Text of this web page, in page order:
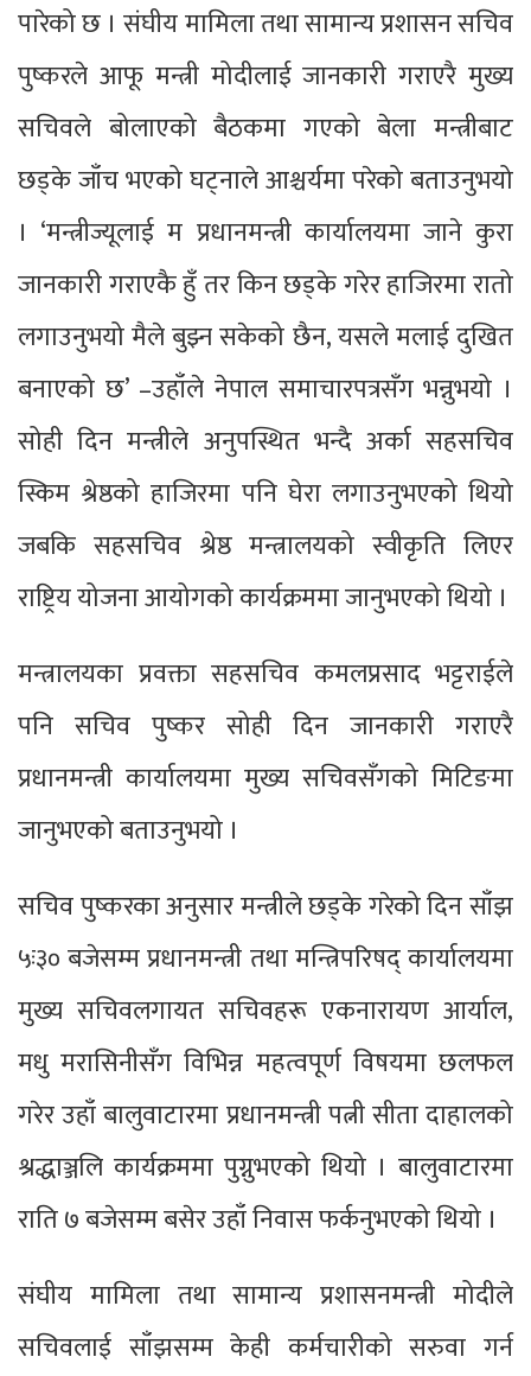
पारेको छ । संघीय मामिला तथा सामान्य प्रशासन सचिव
पुष्करले आफू मन्त्री मोदीलाई जानकारी गराएरै मुख्य
सचिवले बोलाएको बैठकमा गएको बेला मन्त्रीबाट
छड्के जाँच भएको घट्नाले आश्चर्यमा परेको बताउनुभयो
। ‘मन्त्रीज्यूलाई म प्रधानमन्त्री कार्यालयमा जाने कुरा
जानकारी गराएकै हुँ तर किन छड्के गरेर हाजिरमा रातो
लगाउनुभयो मैले बुझ्न सकेको छैन, यसले मलाई दुखित
बनाएको छ’ –उहाँले नेपाल समाचारपत्रसँग भन्नुभयो ।
सोही दिन मन्त्रीले अनुपस्थित भन्दै अर्का सहसचिव
स्किम श्रेष्ठको हाजिरमा पनि घेरा लगाउनुभएको थियो
जबकि सहसचिव श्रेष्ठ मन्त्रालयको स्वीकृति लिएर
राष्ट्रिय योजना आयोगको कार्यक्रममा जानुभएको थियो ।
मन्त्रालयका प्रवक्ता सहसचिव कमलप्रसाद भट्टराईले
पनि सचिव पुष्कर सोही दिन जानकारी गराएरै
प्रधानमन्त्री कार्यालयमा मुख्य सचिवसँगको मिटिङमा
जानुभएको बताउनुभयो ।
सचिव पुष्करका अनुसार मन्त्रीले छड्के गरेको दिन साँझ
५ः३० बजेसम्म प्रधानमन्त्री तथा मन्त्रिपरिषद् कार्यालयमा
मुख्य सचिवलगायत सचिवहरू एकनारायण आर्याल,
मधु मरासिनीसँग विभिन्न महत्वपूर्ण विषयमा छलफल
गरेर उहाँ बालुवाटारमा प्रधानमन्त्री पत्नी सीता दाहालको
श्रद्धाञ्जलि कार्यक्रममा पुग्नुभएको थियो । बालुवाटारमा
राति ७ बजेसम्म बसेर उहाँ निवास फर्कनुभएको थियो ।
संघीय मामिला तथा सामान्य प्रशासनमन्त्री मोदीले
सचिवलाई साँझसम्म केही कर्मचारीको सरुवा गर्न